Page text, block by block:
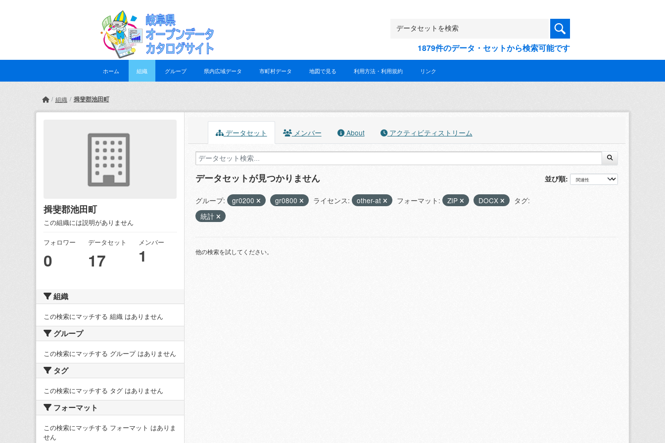
1879件のデータ・セットから検索可能です
ホーム 組織 グループ 県内広域データ 市町村データ 地図で見る 利用方法・利用規約 リンク
組織 揖斐郡池田町
揖斐郡池田町
この組織には説明がありません
フォロワー
0
データセット
17
メンバー
1
組織
この検索にマッチする 組織 はありません
グループ
この検索にマッチする グループ はありません
タグ
この検索にマッチする タグ はありません
フォーマット
この検索にマッチする フォーマット はありま
せん
データセット メンバー About アクティビティストリーム
並び順
データセットが見つかりません
グループ: gr0200 gr0800 ライセンス: other-at フォーマット: ZIP DOCX
タグ:
統計
他の検索を試してください。